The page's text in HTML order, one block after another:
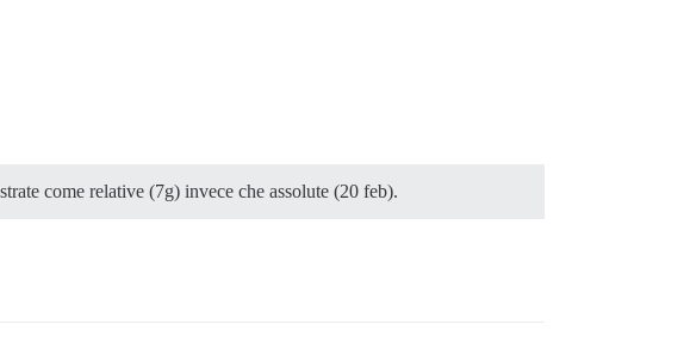
come relative (7g) invece che assolute (20 feb).